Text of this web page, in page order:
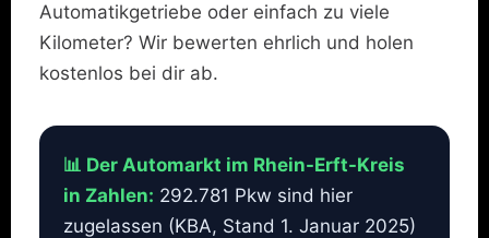
Automatikgetriebe oder einfach zu viele
Kilometer? Wir bewerten ehrlich und holen
kostenlos bei dir ab.
📊 Der Automarkt im Rhein-Erft-Kreis
in Zahlen: 292.781 Pkw sind hier
zugelassen (KBA, Stand 1. Januar 2025)